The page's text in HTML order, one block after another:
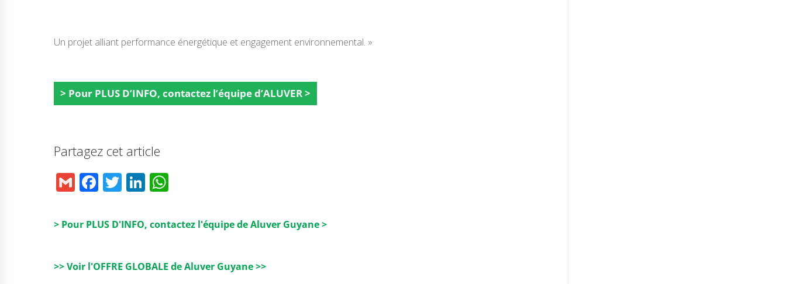
Un projet alliant performance énergétique et engagement environnemental. »
> Pour PLUS D’INFO, contactez l’équipe d’ALUVER >
Partagez cet article
G
ai
F
c
b
o
T
it
e
r
Li
k
dI
n
a
A
p
> Pour PLUS D'INFO, contactez l'équipe de Aluver Guyane >
>> Voir l'OFFRE GLOBALE de Aluver Guyane >>